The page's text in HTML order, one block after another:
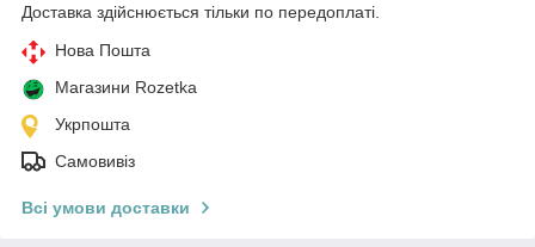
Доставка здійснюється тільки по передоплаті.
Нова Пошта
Магазини Rozetka
Укрпошта
Самовивіз
Всі умови доставки